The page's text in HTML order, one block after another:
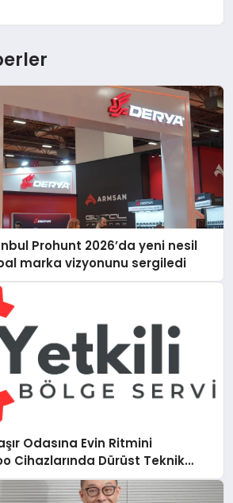
Prohunt 2026’da yeni nesil
marka vizyonunu sergiledi
Odasına Evin Ritmini
Cihazlarında Dürüst Teknik